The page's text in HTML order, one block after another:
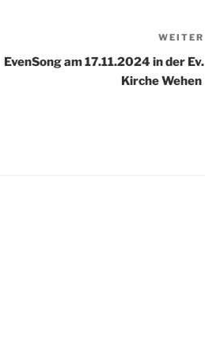
WEITER
EvenSong am 17.11.2024 in der Ev.
Kirche Wehen